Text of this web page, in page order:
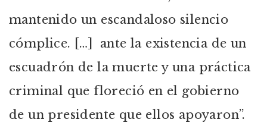
mantenido un escandaloso silencio
cómplice. […] ante la existencia de un
escuadrón de la muerte y una práctica
criminal que floreció en el gobierno
de un presidente que ellos apoyaron”.